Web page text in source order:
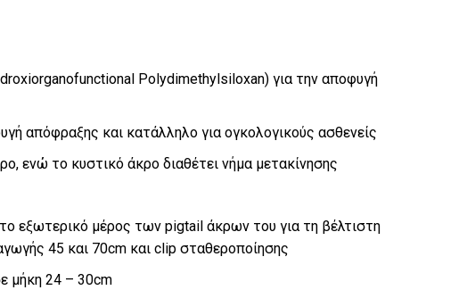
Polydimethylsiloxan) για την αποφυγή
απόφραξης και κατάλληλο για ογκολογικούς ασθενείς
ενώ το κυστικό άκρο διαθέτει νήμα μετακίνησης
εξωτερικό μέρος των pigtail άκρων του για τη βέλτιστη
45 και 70cm και clip σταθεροποίησης
μήκη 24 – 30cm